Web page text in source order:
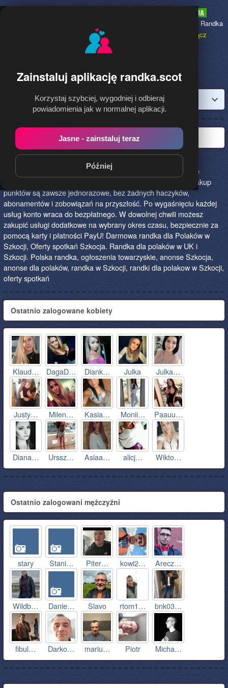
Zainstaluj aplikację randka.scot
Korzystaj szybciej, wygodniej i odbieraj
powiadomienia jak w normalnej aplikacji.
Jasne - zainstaluj teraz
Później
to najpopularniejsza Randka
dołącz
Zaloguj
Witaj w randka.scot!
Witaj na stronie stworzonej specjalnie dla Polek i Polaków.
Rejestracja konta i korzystanie ze strony jest i zawsze będzie
bezpłatne! Opcje dodatkowe, takie jak promocja konta lub zakup
punktów są zawsze jednorazowe, bez żadnych haczyków,
abonamentów i zobowiązań na przyszłość. Po wygaśnięciu każdej
usług konto wraca do bezpłatnego. W dowolnej chwili możesz
zakupić usługi dodatkowe na wybrany okres czasu, bezpiecznie za
pomocą karty i płatności PayU! Darmowa randka dla Polaków w
Szkocji, Oferty spotkań Szkocja. Randka dla polaków w UK i
Szkocji. Polska randka, ogłoszenia towarzyskie, anonse Szkocja,
anonse dla polaków, randka w Szkocji, randki dla polakow w Szkocji,
oferty spotkań
Ostatnio zalogowane kobiety
Klaud… DagaD… Diank… Julka Julka…
Justy… Milen… Kasia… Monii… Paauu…
Diana… Urssz… Asiaa… alicj… Wikto…
Ostatnio zalogowani mężczyźni
stary Stani… Piter… kowi2… Arecz…
Wildb… Danie… Slavo rtom1… bnk03…
fibul… Darko… mariu… Piotr Micha…